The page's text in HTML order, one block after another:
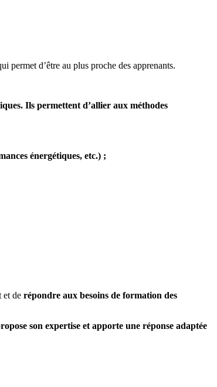
permet d’être au plus proche des apprenants.
Ils permettent d’allier aux méthodes
énergétiques, etc.) ;
et de répondre aux besoins de formation des
son expertise et apporte une réponse adaptée